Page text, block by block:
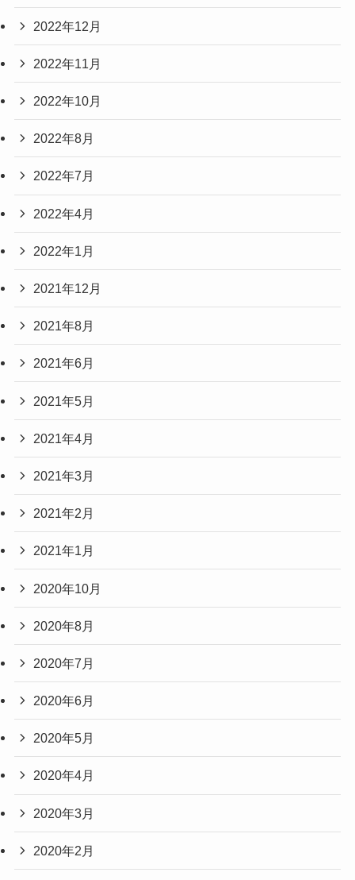
2022年12月
2022年11月
2022年10月
2022年8月
2022年7月
2022年4月
2022年1月
2021年12月
2021年8月
2021年6月
2021年5月
2021年4月
2021年3月
2021年2月
2021年1月
2020年10月
2020年8月
2020年7月
2020年6月
2020年5月
2020年4月
2020年3月
2020年2月